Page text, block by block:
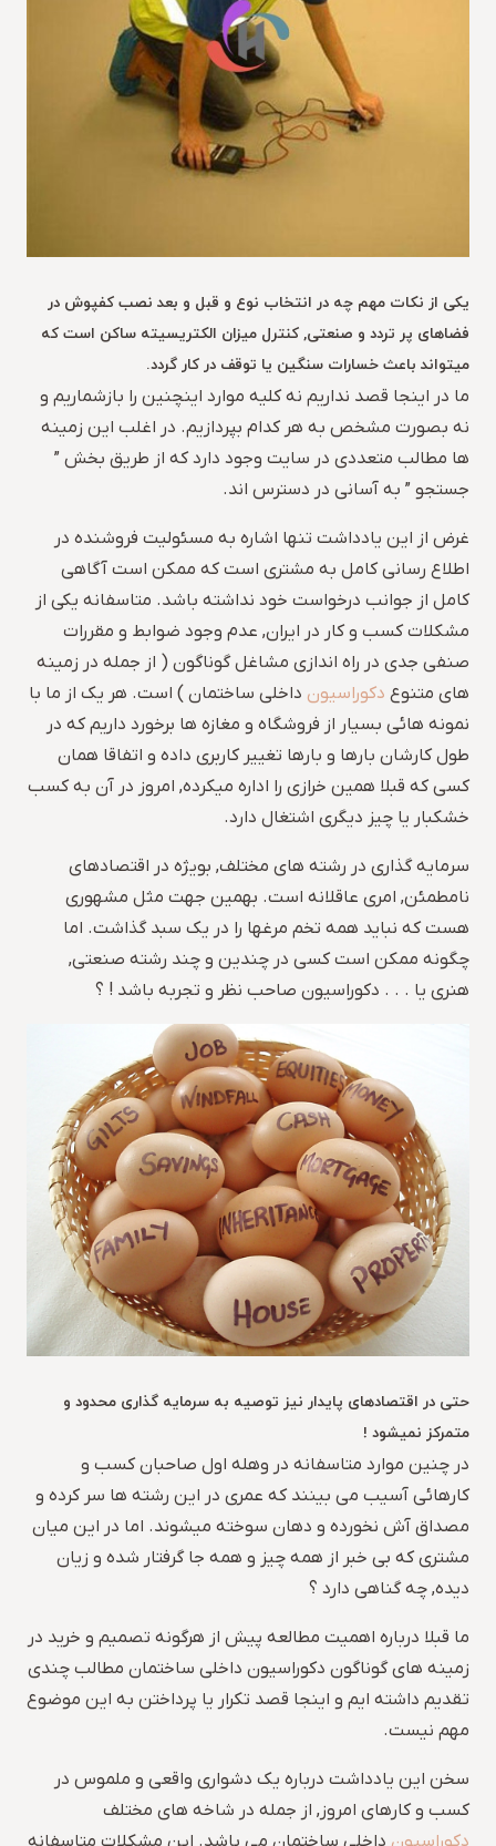
یکی از نکات مهم چه در انتخاب نوع و قبل و بعد نصب کفپوش در
فضاهای پر تردد و صنعتی, کنترل میزان الکتریسیته ساکن است که
میتواند باعث خسارات سنگین یا توقف در کار گردد.
ما در اینجا قصد نداریم نه کلیه موارد اینچنین را بازشماریم و
نه بصورت مشخص به هر کدام بپردازیم. در اغلب این زمینه
ها مطالب متعددی در سایت وجود دارد که از طریق بخش ”
جستجو ” به آسانی در دسترس اند.
غرض از این یادداشت تنها اشاره به مسئولیت فروشنده در
اطلاع رسانی کامل به مشتری است که ممکن است آگاهی
کامل از جوانب درخواست خود نداشته باشد. متاسفانه یکی از
مشکلات کسب و کار در ایران, عدم وجود ضوابط و مقررات
صنفی جدی در راه اندازی مشاغل گوناگون ( از جمله در زمینه
های متنوع دکوراسیون داخلی ساختمان ) است. هر یک از ما با
نمونه هائی بسیار از فروشگاه و مغازه ها برخورد داریم که در
طول کارشان بارها و بارها تغییر کاربری داده و اتفاقا همان
کسی که قبلا همین خرازی را اداره میکرده, امروز در آن به کسب
خشکبار یا چیز دیگری اشتغال دارد.
سرمایه گذاری در رشته های مختلف, بویژه در اقتصادهای
نامطمئن, امری عاقلانه است. بهمین جهت مثل مشهوری
هست که نباید همه تخم مرغها را در یک سبد گذاشت. اما
چگونه ممکن است کسی در چندین و چند رشته صنعتی,
هنری یا . . . دکوراسیون صاحب نظر و تجربه باشد ! ؟
حتی در اقتصادهای پایدار نیز توصیه به سرمایه گذاری محدود و
متمرکز نمیشود !
در چنین موارد متاسفانه در وهله اول صاحبان کسب و
کارهائی آسیب می بینند که عمری در این رشته ها سر کرده و
مصداق آش نخورده و دهان سوخته میشوند. اما در این میان
مشتری که بی خبر از همه چیز و همه جا گرفتار شده و زیان
دیده, چه گناهی دارد ؟
ما قبلا درباره اهمیت مطالعه پیش از هرگونه تصمیم و خرید در
زمینه های گوناگون دکوراسیون داخلی ساختمان مطالب چندی
تقدیم داشته ایم و اینجا قصد تکرار یا پرداختن به این موضوع
مهم نیست.
سخن این یادداشت درباره یک دشواری واقعی و ملموس در
کسب و کارهای امروز, از جمله در شاخه های مختلف